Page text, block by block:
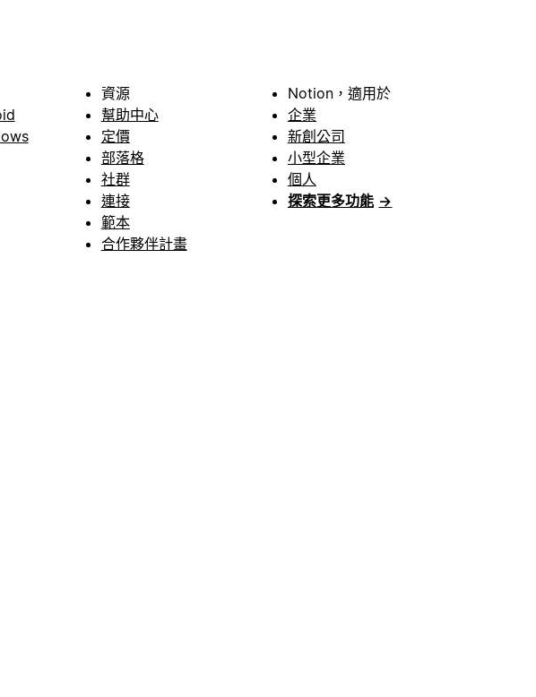
資源
幫助中心
定價
部落格
社群
連接
範本
合作夥伴計畫
Notion，適用於
企業
新創公司
小型企業
個人
探索更多功能 →